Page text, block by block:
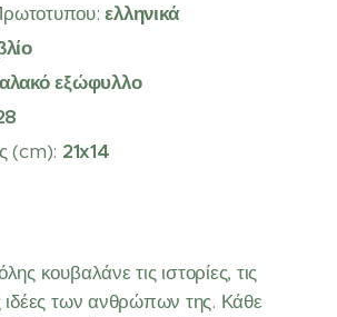
ελληνικά
εξώφυλλο
(cm): 21x14
κουβαλάνε τις ιστορίες, τις
ιδέες των ανθρώπων της. Κάθε